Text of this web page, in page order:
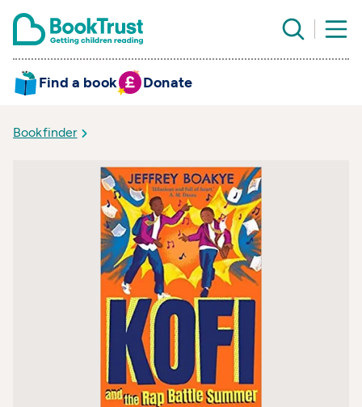
Find a book Donate
Bookfinder